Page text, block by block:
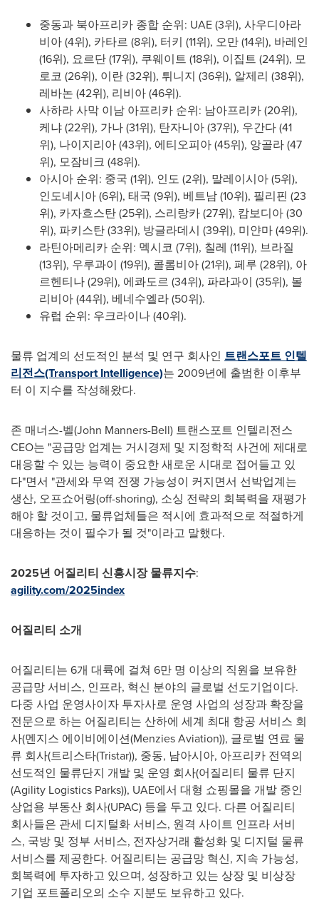
중동과 북아프리카 종합 순위: UAE (3위), 사우디아라
비아 (4위), 카타르 (8위), 터키 (11위), 오만 (14위), 바레인
(16위), 요르단 (17위), 쿠웨이트 (18위), 이집트 (24위), 모
로코 (26위), 이란 (32위), 튀니지 (36위), 알제리 (38위),
레바논 (42위), 리비아 (46위).
사하라 사막 이남 아프리카 순위: 남아프리카 (20위),
케냐 (22위), 가나 (31위), 탄자니아 (37위), 우간다 (41
위), 나이지리아 (43위), 에티오피아 (45위), 앙골라 (47
위), 모잠비크 (48위).
아시아 순위: 중국 (1위), 인도 (2위), 말레이시아 (5위),
인도네시아 (6위), 태국 (9위), 베트남 (10위), 필리핀 (23
위), 카자흐스탄 (25위), 스리랑카 (27위), 캄보디아 (30
위), 파키스탄 (33위), 방글라데시 (39위), 미얀마 (49위).
라틴아메리카 순위: 멕시코 (7위), 칠레 (11위), 브라질
(13위), 우루과이 (19위), 콜롬비아 (21위), 페루 (28위), 아
르헨티나 (29위), 에콰도르 (34위), 파라과이 (35위), 볼
리비아 (44위), 베네수엘라 (50위).
유럽 순위: 우크라이나 (40위).
물류 업계의 선도적인 분석 및 연구 회사인 트랜스포트 인텔
리전스(Transport Intelligence)는 2009년에 출범한 이후부
터 이 지수를 작성해왔다.
존 매너스-벨(John Manners-Bell) 트랜스포트 인텔리전스
CEO는 "공급망 업계는 거시경제 및 지정학적 사건에 제대로
대응할 수 있는 능력이 중요한 새로운 시대로 접어들고 있
다"면서 "관세와 무역 전쟁 가능성이 커지면서 선박업계는
생산, 오프쇼어링(off-shoring), 소싱 전략의 회복력을 재평가
해야 할 것이고, 물류업체들은 적시에 효과적으로 적절하게
대응하는 것이 필수가 될 것"이라고 말했다.
2025년 어질리티 신흥시장 물류지수:
agility.com/2025index
어질리티 소개
어질리티는 6개 대륙에 걸쳐 6만 명 이상의 직원을 보유한
공급망 서비스, 인프라, 혁신 분야의 글로벌 선도기업이다.
다중 사업 운영사이자 투자사로 운영 사업의 성장과 확장을
전문으로 하는 어질리티는 산하에 세계 최대 항공 서비스 회
사(멘지스 에이비에이션(Menzies Aviation)), 글로벌 연료 물
류 회사(트리스타(Tristar)), 중동, 남아시아, 아프리카 전역의
선도적인 물류단지 개발 및 운영 회사(어질리티 물류 단지
(Agility Logistics Parks)), UAE에서 대형 쇼핑몰을 개발 중인
상업용 부동산 회사(UPAC) 등을 두고 있다. 다른 어질리티
회사들은 관세 디지털화 서비스, 원격 사이트 인프라 서비
스, 국방 및 정부 서비스, 전자상거래 활성화 및 디지털 물류
서비스를 제공한다. 어질리티는 공급망 혁신, 지속 가능성,
회복력에 투자하고 있으며, 성장하고 있는 상장 및 비상장
기업 포트폴리오의 소수 지분도 보유하고 있다.